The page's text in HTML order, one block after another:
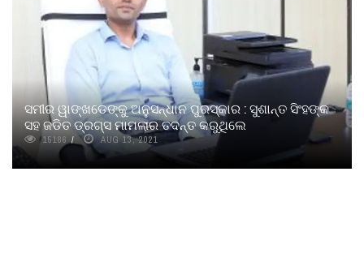
ସମୀର ୱାଙ୍ଖଡେଙ୍କୁ ଅନୁସନ୍ଧାନ ପୁରସ୍କାର : ସୁଶାନ୍ତ ସିଂହଙ୍କ
ସହ ଜଡିତ ଡ୍ରଗ୍ସ ମାମଲାର ତଦନ୍ତ କରୁଥିଲେ
15186 AUG 13, 2021